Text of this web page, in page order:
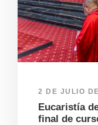
2 DE JULIO
Eucaristía
final de